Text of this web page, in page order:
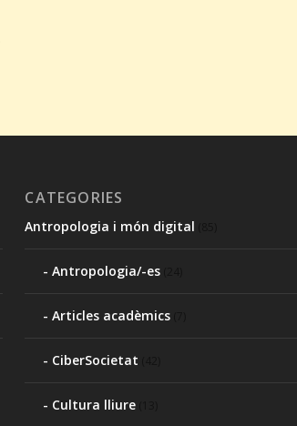
CATEGORIES
Antropologia i món digital
Antropologia/-es
Articles acadèmics
CiberSocietat
Cultura lliure